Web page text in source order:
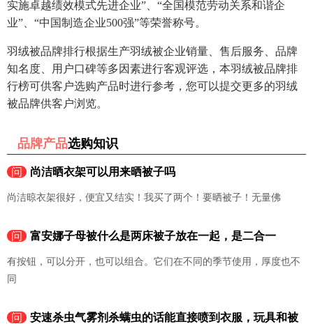
实施卓越绩效模式先进企业”、“全国模范劳动关系和谐企
业”、“中国制造企业500强”等荣誉称号。
羽绒被品牌排行根据生产羽绒被企业销量、售后服务、品牌
知名度、用户口碑等多因素进行客观评选，本羽绒被品牌排
行榜可供客户选购产品时进行参考，您可以提交更多的羽绒
被品牌供客户浏览。
品牌产品选购知识
问 尚洁晒衣架可以用来晒被子吗
尚洁晾衣架很好，便宜又结实！我买了两个！要晒被子！无量佛
问 富安娜子母被什么是两床被子放在一起，是二合一
有按钮，可以分开，也可以组合。它们在不同的季节使用，厚度也不
同
问
安速杀虫气雾剂杀螨虫的话能直接喷到衣服，玩具和被